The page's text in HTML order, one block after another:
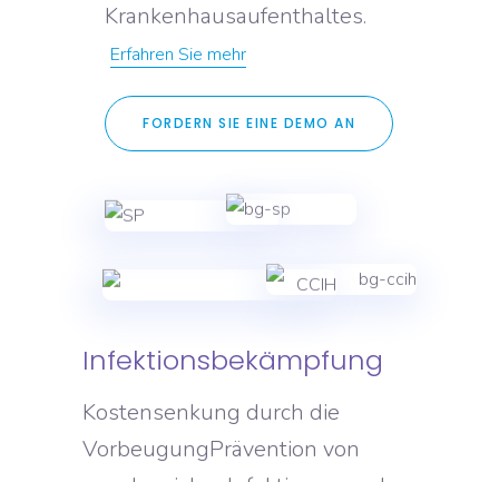
Krankenhausaufenthaltes.
Erfahren Sie mehr
FORDERN SIE EINE DEMO AN
Infektionsbekämpfung
Kostensenkung durch die
VorbeugungPrävention von